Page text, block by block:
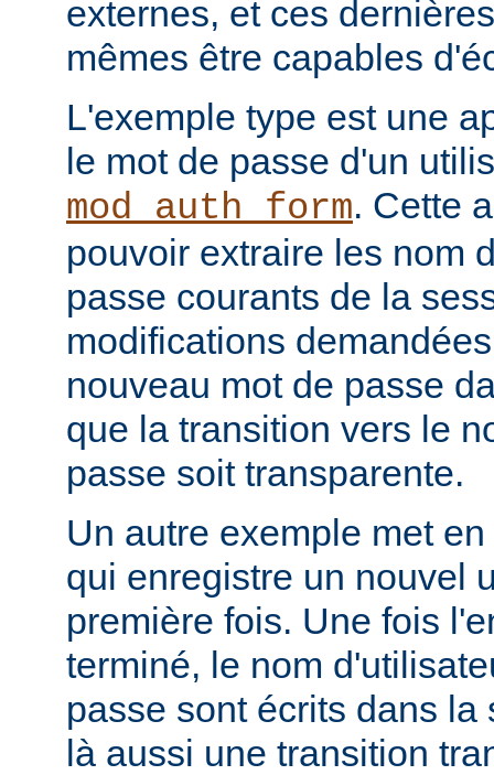
externes, et ces
mêmes être capables
L'exemple type est une
le mot de passe d'un
mod_auth_form. Cette
pouvoir extraire les nom
passe courants de la
modifications
nouveau mot de passe
que la transition vers le
passe soit transparente.
Un autre exemple met
qui enregistre un nouvel
première fois. Une fois
terminé, le nom
passe sont écrits dans
là aussi une transition